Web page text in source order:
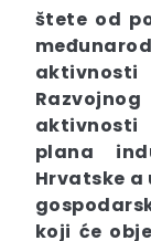
štete od
plana
Hrvatske
koji će